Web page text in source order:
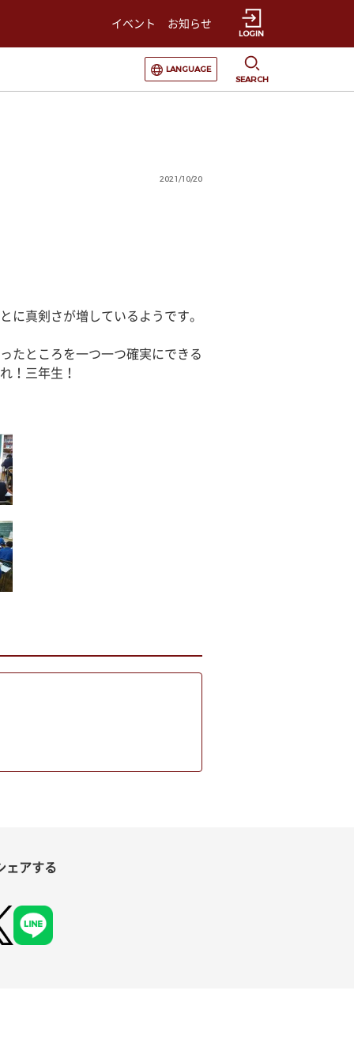
イベント お知らせ
LOGIN
選択すると言語の切替が発生します
LANGUAGE
SEARCH
2021/10/20
真剣さが増しているようです。
たところを一つ一つ確実にできる
！三年生！
ェアする